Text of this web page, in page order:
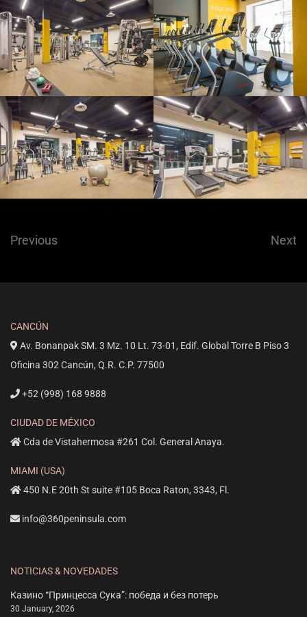
Previous Next
CANCÚN
Av. Bonanpak SM. 3 Mz. 10 Lt. 73-01, Edif. Global Torre B Piso 3
Oficina 302 Cancún, Q.R. C.P. 77500
+52 (998) 168 9888
CIUDAD DE MÉXICO
Cda de Vistahermosa #261 Col. General Anaya.
MIAMI (USA)
450 N.E 20th St suite #105 Boca Raton, 3343, Fl.
info@360peninsula.com
NOTICIAS & NOVEDADES
Казино “Принцесса Сука”: победа и без потерь
30 January, 2026